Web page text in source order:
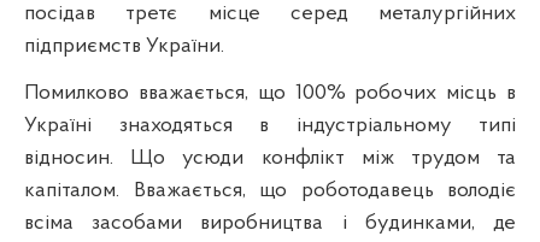
посідав третє місце серед металургійних
підприємств України.
Помилково вважається, що 100% робочих місць в
Україні знаходяться в індустріальному типі
відносин. Що усюди конфлікт між трудом та
капіталом. Вважається, що роботодавець володіє
всіма засобами виробництва і будинками, де